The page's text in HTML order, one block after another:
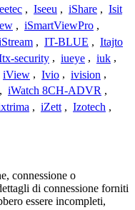
, Iseeu , iShare , Isit
, iSmartViewPro ,
, IT-BLUE , Itajto
security , iueye , iuk ,
iView , Ivio , ivision ,
, iWatch 8CH-ADVR ,
, iZett , Izotech ,
connessione o
di connessione forniti
essere incompleti,